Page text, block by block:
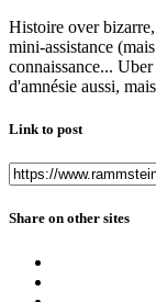
Histoire over
mini-assistance
connaissance...
d'amnésie aussi,
Link to post
Share on other sites